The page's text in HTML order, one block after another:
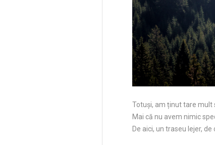
Totuși, am ținut tare mult
Mai că nu avem nimic
De aici, un traseu lejer,